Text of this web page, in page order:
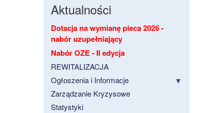
Aktualności
Dotacja na wymianę pieca 2026 -
nabór uzupełniający
Nabór OZE - II edycja
REWITALIZACJA
Ogłoszenia i Informacje
Zarządzanie Kryzysowe
Statystyki